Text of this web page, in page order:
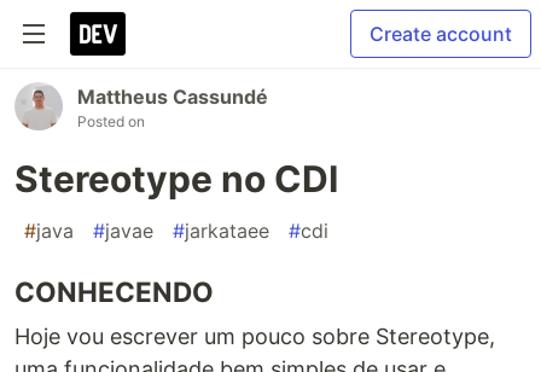
Create account
Mattheus Cassundé
Posted on
Stereotype no CDI
#java #javae #jarkataee #cdi
CONHECENDO
Hoje vou escrever um pouco sobre Stereotype,